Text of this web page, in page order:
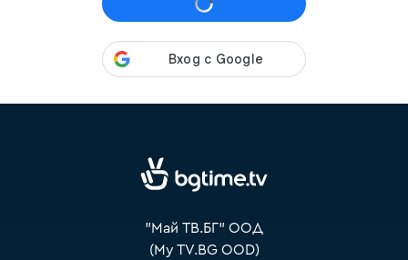
"Май ТВ.БГ" ООД
(My TV.BG OOD)